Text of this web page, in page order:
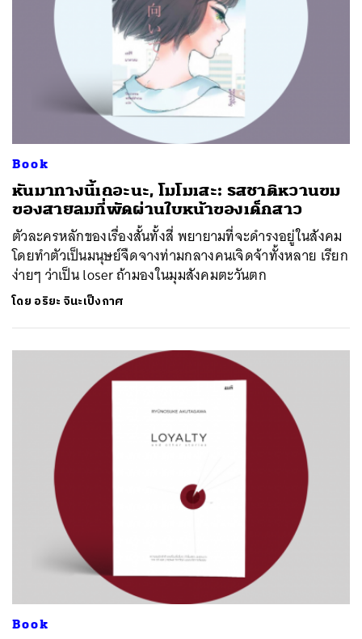
Book
หันมาทางนี้เถอะนะ, โมโมเสะ: รสชาติหวานขม
ของสายลมที่พัดผ่านใบหน้าของเด็กสาว
ตัวละครหลักของเรื่องสั้นทั้งสี่ พยายามที่จะดำรงอยู่ในสังคม
โดยทำตัวเป็นมนุษย์จืดจางท่ามกลางคนเจิดจ้าทั้งหลาย เรียก
ง่ายๆ ว่าเป็น loser ถ้ามองในมุมสังคมตะวันตก
โดย อริยะ จินะเป็งกาศ
Book